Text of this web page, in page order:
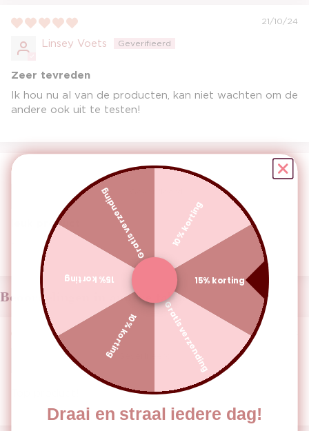
21/10/24
Linsey Voets
Zeer tevreden
Ik hou nu al van de producten, kan niet wachten om de
andere ook uit te testen!
22/09/24
Hermien Ferret
leuk product
Beoordelingen in andere talen
05/08/24
Daisy Castro
10% korting
15% korting
Gratis verzending
10% korting
15% korting
Gratis verzending
Draai en straal iedere dag!